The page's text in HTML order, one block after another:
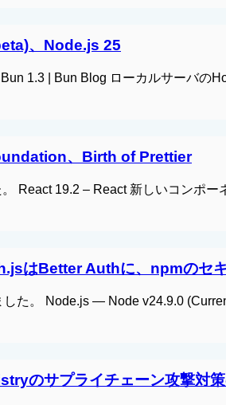
、Node.js 25
1.3 | Bun Blog ローカルサーバの
、Birth of Prettier
React 19.2 – React 新しいコンポ
はBetter Authに、npmのセ
た。 Node.js — Node v24.9.0
のサプライチェーン攻撃対